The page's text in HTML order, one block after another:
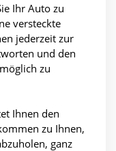
Ihr Auto zu
versteckte
jederzeit zur
und den
zu
Ihnen den
zu Ihnen,
ganz